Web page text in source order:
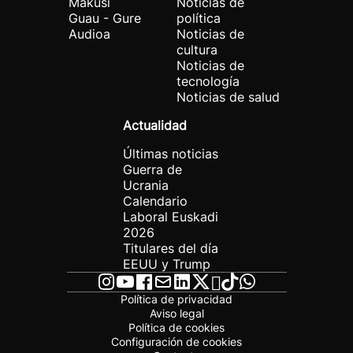
Guau - Gure
Audioa
política
Noticias de
cultura
Noticias de
tecnología
Noticias de salud
Actualidad
Últimas noticias
Guerra de
Ucrania
Calendario
Laboral Euskadi
2026
Titulares del día
EEUU y Trump
Política de privacidad
Aviso legal
Política de cookies
Configuración de cookies